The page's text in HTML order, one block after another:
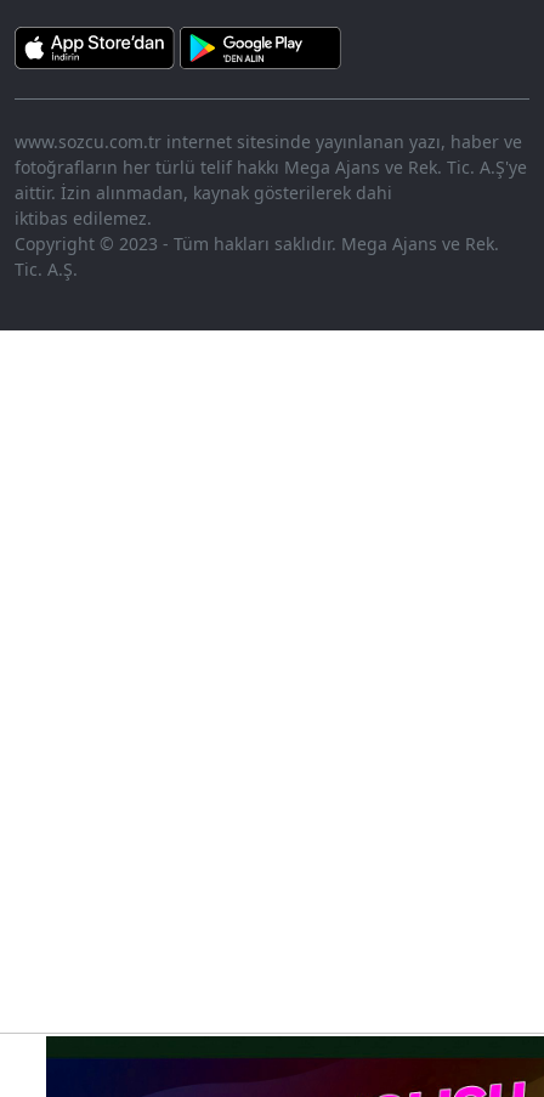
www.sozcu.com.tr internet sitesinde yayınlanan yazı, haber ve
fotoğrafların her türlü telif hakkı Mega Ajans ve Rek. Tic. A.Ş'ye
aittir. İzin alınmadan, kaynak gösterilerek dahi
iktibas edilemez.
Copyright © 2023 - Tüm hakları saklıdır. Mega Ajans ve Rek.
Tic. A.Ş.